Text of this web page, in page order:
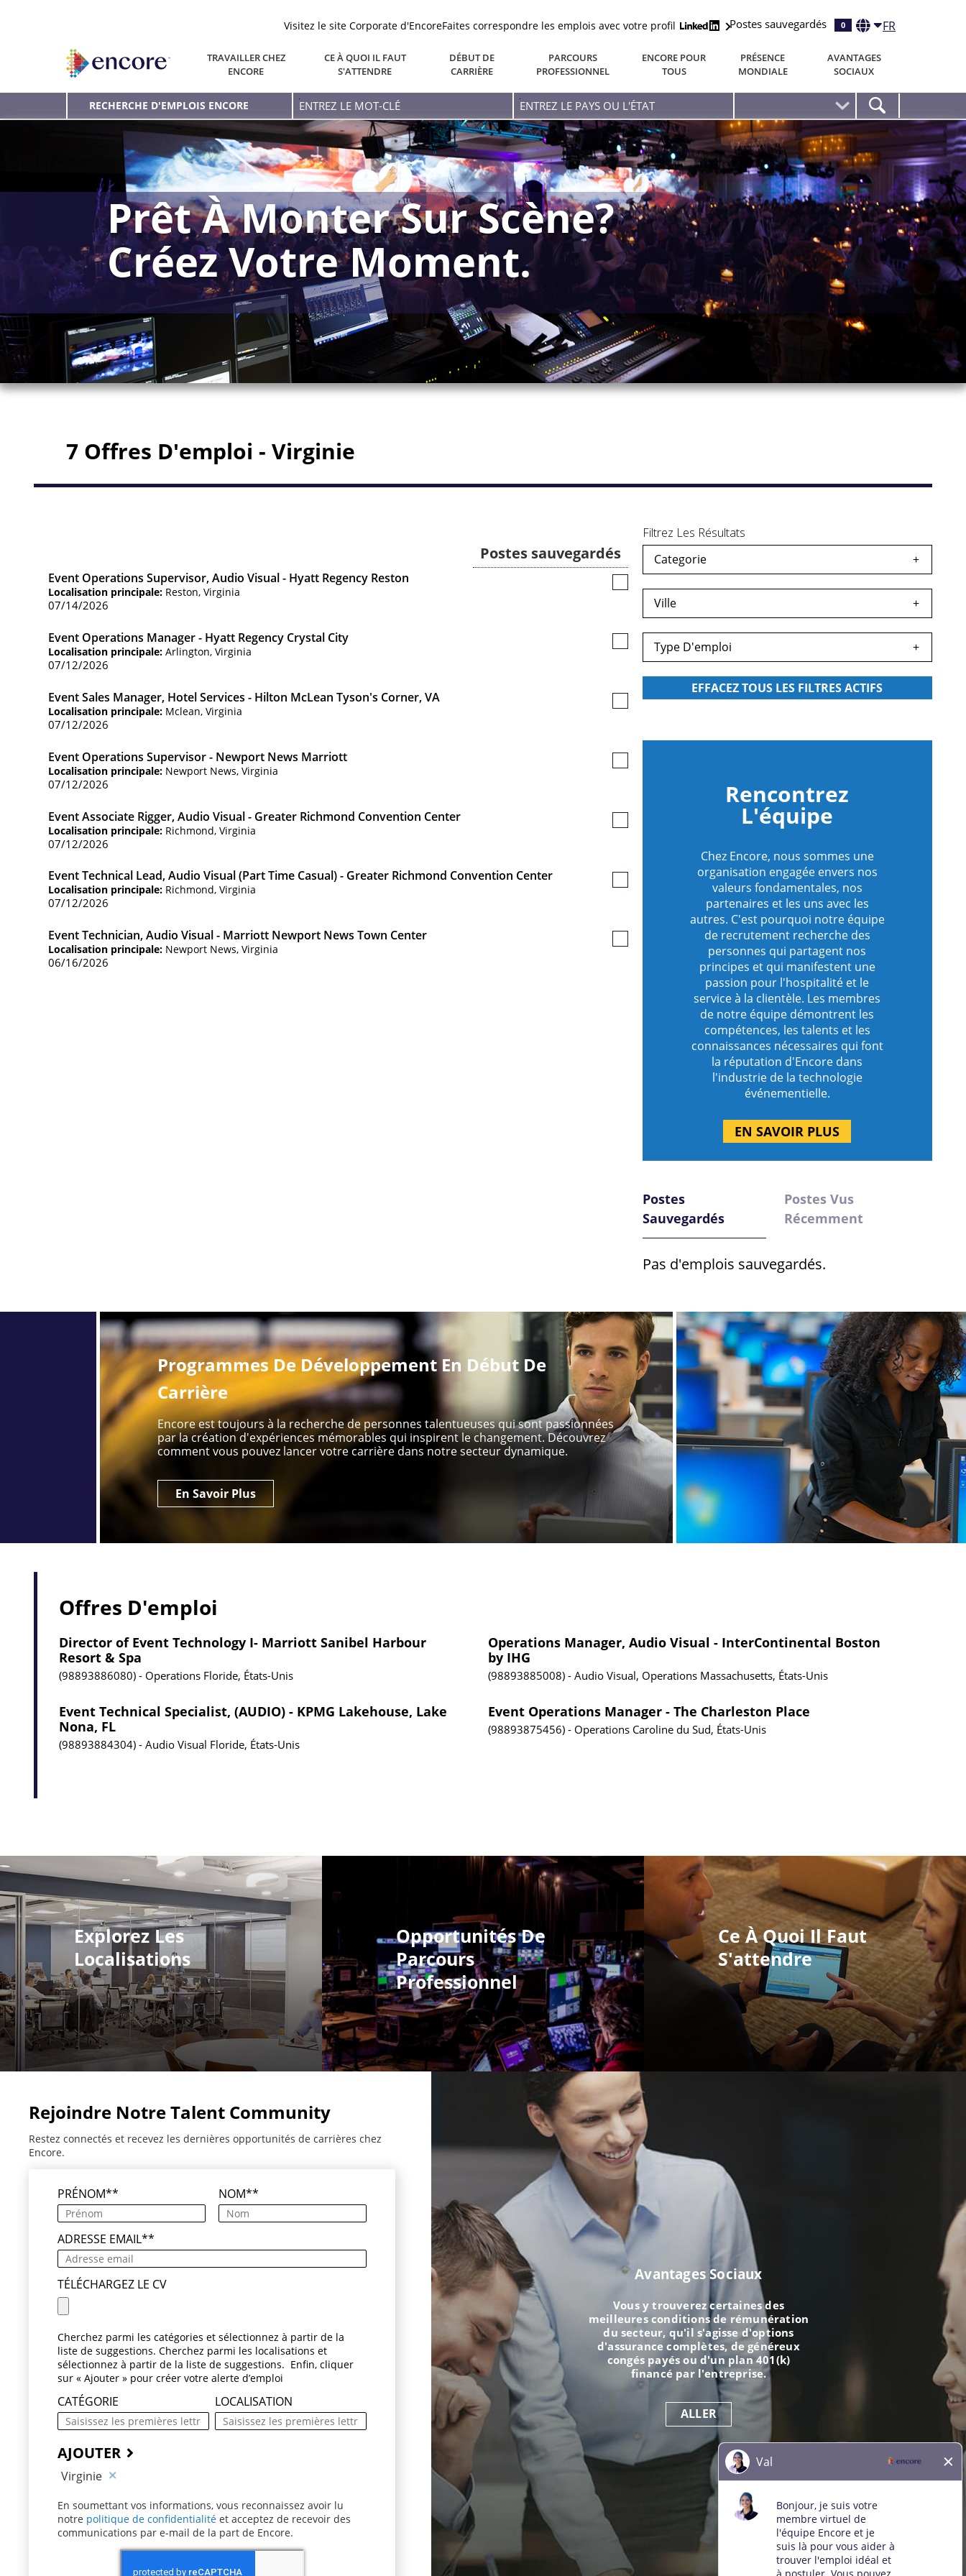
Visitez le site Corporate d'EncoreFaites correspondre les emplois avec votre profil Postes sauvegardés 0 FR
TRAVAILLER CHEZ
ENCORE
CE À QUOI IL FAUT
S'ATTENDRE
DÉBUT DE
CARRIÈRE
PARCOURS
PROFESSIONNEL
ENCORE POUR
TOUS
PRÉSENCE
MONDIALE
AVANTAGES
SOCIAUX
RECHERCHE D'EMPLOIS ENCORE
Entrez
le
mot-
clé
Entrez
Le
Pays
Ou
L'état
Prêt À Monter Sur Scène?
Créez Votre Moment.
7 Offres D'emploi - Virginie
Postes sauvegardés
Event Operations Supervisor, Audio Visual - Hyatt Regency Reston
Localisation principale: Reston, Virginia
07/14/2026
Postes
sauvegardés
Event Operations Manager - Hyatt Regency Crystal City
Localisation principale: Arlington, Virginia
07/12/2026
Postes
sauvegardés
Event Sales Manager, Hotel Services - Hilton McLean Tyson's Corner, VA
Localisation principale: Mclean, Virginia
07/12/2026
Postes
Event Operations Supervisor - Newport News Marriott
Localisation principale: Newport News, Virginia
07/12/2026
Postes
Event Associate Rigger, Audio Visual - Greater Richmond Convention Center
Localisation principale: Richmond, Virginia
07/12/2026
Postes
Event Technical Lead, Audio Visual (Part Time Casual) - Greater Richmond Convention Center
Localisation principale: Richmond, Virginia
07/12/2026
Postes
Event Technician, Audio Visual - Marriott Newport News Town Center
Localisation principale: Newport News, Virginia
06/16/2026
Postes
Filtrez Les Résultats
Categorie
Ville
Type D'emploi
Rencontrez
L'équipe
Chez Encore, nous sommes une
organisation engagée envers nos
valeurs fondamentales, nos
partenaires et les uns avec les
autres. C'est pourquoi notre équipe
de recrutement recherche des
personnes qui partagent nos
principes et qui manifestent une
passion pour l'hospitalité et le
service à la clientèle. Les membres
de notre équipe démontrent les
compétences, les talents et les
connaissances nécessaires qui font
la réputation d'Encore dans
l'industrie de la technologie
événementielle.
EN SAVOIR PLUS
Postes
Sauvegardés
Postes Vus
Récemment
Pas d'emplois sauvegardés.
Programmes De Développement En Début De
Carrière
Encore est toujours à la recherche de personnes talentueuses qui sont passionnées
par la création d'expériences mémorables qui inspirent le changement. Découvrez
comment vous pouvez lancer votre carrière dans notre secteur dynamique.
En Savoir Plus
Offres D'emploi
Director of Event Technology I- Marriott Sanibel Harbour
Resort & Spa
98893886080 Operations Floride, États-Unis
Operations Manager, Audio Visual - InterContinental Boston
by IHG
98893885008 Audio Visual, Operations Massachusetts, États-Unis
Event Technical Specialist, (AUDIO) - KPMG Lakehouse, Lake
Nona, FL
98893884304 Audio Visual Floride, États-Unis
Event Operations Manager - The Charleston Place
98893875456 Operations Caroline du Sud, États-Unis
Explorez Les
Localisations
Opportunités De
Parcours
Professionnel
Ce À Quoi Il Faut
S'attendre
Rejoindre Notre Talent Community
Restez connectés et recevez les dernières opportunités de carrières chez
Encore.
PRÉNOM* NOM*
ADRESSE EMAIL*
TÉLÉCHARGEZ LE CV
Cherchez parmi les catégories et sélectionnez à partir de la
liste de suggestions. Cherchez parmi les localisations et
sélectionnez à partir de la liste de suggestions. Enfin, cliquer
sur « Ajouter » pour créer votre alerte d’emploi
CATÉGORIE LOCALISATION
AJOUTER
Virginie
En soumettant vos informations, vous reconnaissez avoir lu
notre politique de confidentialité (ce contenu s’ouvre dans une nouvelle fenêtre)
et acceptez de recevoir des
communications par e-mail de la part de Encore.
Avantages Sociaux
Vous y trouverez certaines des
meilleures conditions de rémunération
du secteur, qu'il s'agisse d'options
d'assurance complètes, de généreux
congés payés ou d'un plan 401(k)
financé par l'entreprise.
ALLER